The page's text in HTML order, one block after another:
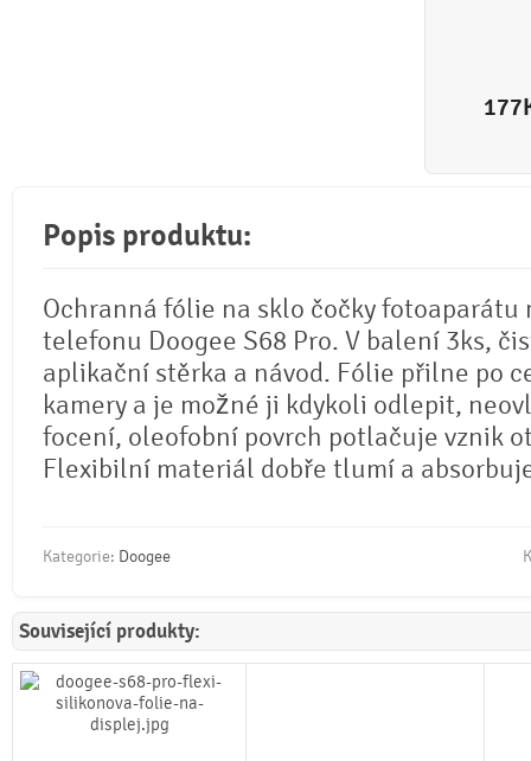
177
Popis produktu:
Ochranná fólie na sklo čočky fotoaparátu
telefonu Doogee S68 Pro. V balení 3ks,
aplikační stěrka a návod. Fólie přilne po
kamery a je možné ji kdykoli odlepit,
focení, oleofobní povrch potlačuje vznik
Flexibilní materiál dobře tlumí a
Kategorie: Doogee
Související produkty: